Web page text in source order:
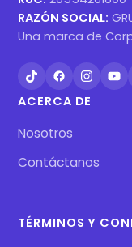
RAZÓN SOCIAL:
Una marca de
ACERCA DE
Nosotros
Contáctanos
TÉRMINOS Y